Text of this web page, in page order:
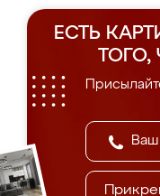
ЕСТЬ